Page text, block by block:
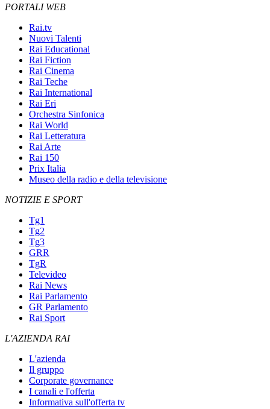
PORTALI WEB
Rai.tv
Nuovi Talenti
Rai Educational
Rai Fiction
Rai Cinema
Rai Teche
Rai International
Rai Eri
Orchestra Sinfonica
Rai World
Rai Letteratura
Rai Arte
Rai 150
Prix Italia
Museo della radio e della televisione
NOTIZIE E SPORT
Tg1
Tg2
Tg3
GRR
TgR
Televideo
Rai News
Rai Parlamento
GR Parlamento
Rai Sport
L'AZIENDA RAI
L'azienda
Il gruppo
Corporate governance
I canali e l'offerta
Informativa sull'offerta tv